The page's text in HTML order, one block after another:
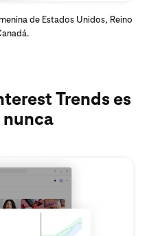
de Estados Unidos, Reino
Trends es
nunca